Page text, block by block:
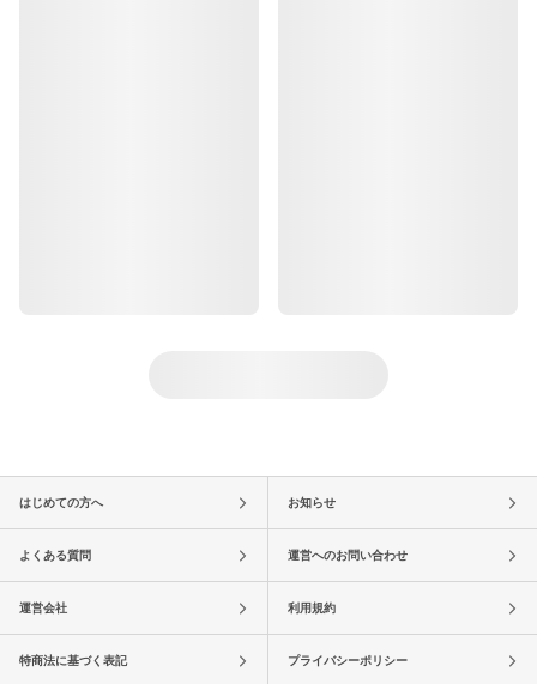
はじめての方へ お知らせ
よくある質問 運営へのお問い合わせ
運営会社 利用規約
特商法に基づく表記 プライバシーポリシー